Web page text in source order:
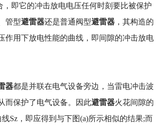
即它的冲击放电电压任何时刻要比被保护
、管型避雷器还是普通阀型避雷器 ，其构造的
作用下放电性能的曲线，即间隙的冲击放电
器都是并联在电气设备旁边，当雷电冲击波
而保护了电气设备。因此避雷器火花间隙的
Sz，即应得到与下图(a)所示相似的结果;而